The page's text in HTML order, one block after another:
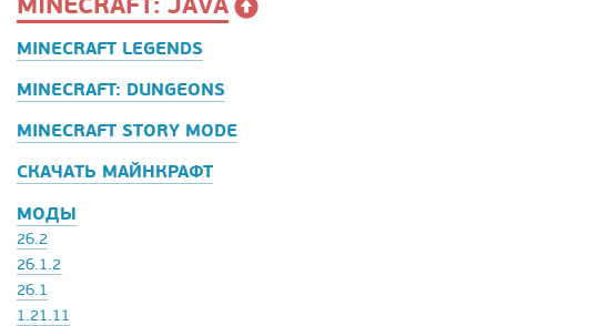
MINECRAFT LEGENDS
MINECRAFT: DUNGEONS
MINECRAFT STORY MODE
СКАЧАТЬ МАЙНКРАФТ
МОДЫ
26.2
26.1.2
26.1
1.21.11